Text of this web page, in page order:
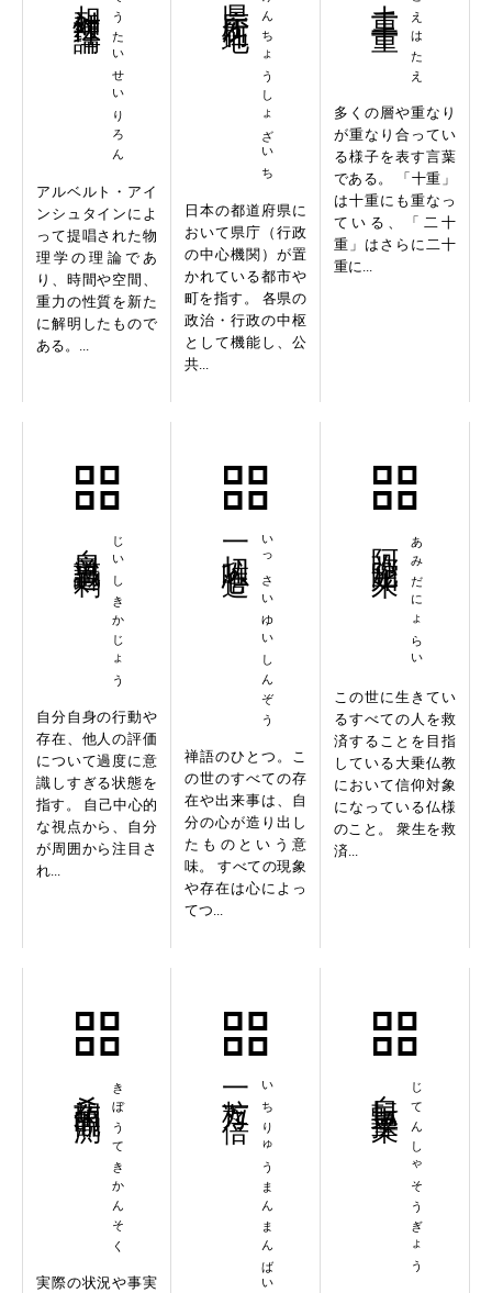
そうたいせいりろん
アルベルト・アイ
ンシュタインによ
って提唱された物
理学の理論であ
り、時間や空間、
重力の性質を新た
に解明したもので
ある。...
けんちょうしょざいち
日本の都道府県に
おいて県庁（行政
の中心機関）が置
かれている都市や
町を指す。 各県の
政治・行政の中枢
として機能し、公
共...
とえはたえ
多くの層や重なり
が重なり合ってい
る様子を表す言葉
である。 「十重」
は十重にも重なっ
ている、「二十
重」はさらに二十
重に...
じいしきかじょう
自分自身の行動や
存在、他人の評価
について過度に意
識しすぎる状態を
指す。 自己中心的
な視点から、自分
が周囲から注目さ
れ...
いっさいゆいしんぞう
一切唯心造
禅語のひとつ。こ
の世のすべての存
在や出来事は、自
分の心が造り出し
たものという意
味。 すべての現象
や存在は心によっ
てつ...
あみだにょらい
阿弥陀如来
この世に生きてい
るすべての人を救
済することを目指
している大乗仏教
において信仰対象
になっている仏様
のこと。 衆生を救
済...
きぼうてきかんそく
実際の状況や事実
いちりゅうまんまんばい
一粒万々倍 じてんしゃそうぎょう